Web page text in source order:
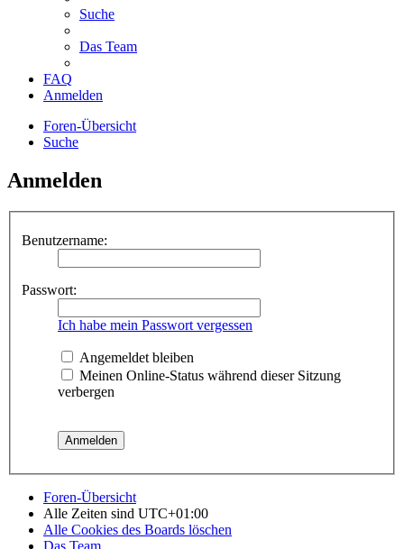
Suche
Das Team
FAQ
Anmelden
Foren-Übersicht
Suche
Anmelden
Benutzername:
Passwort:
Ich habe mein Passwort vergessen
Angemeldet bleiben
Meinen Online-Status während dieser Sitzung
verbergen
Foren-Übersicht
Alle Zeiten sind UTC+01:00
Alle Cookies des Boards löschen
Das Team